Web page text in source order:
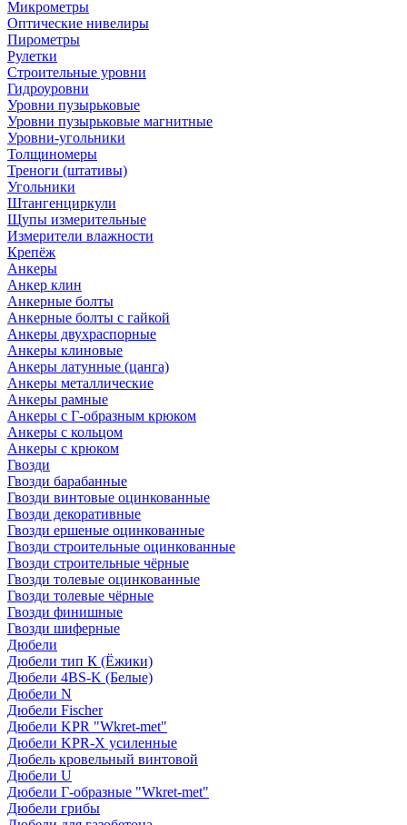
Микрометры
Оптические нивелиры
Пирометры
Рулетки
Строительные уровни
Гидроуровни
Уровни пузырьковые
Уровни пузырьковые магнитные
Уровни-угольники
Толщиномеры
Треноги (штативы)
Угольники
Штангенциркули
Щупы измерительные
Измерители влажности
Крепёж
Анкеры
Анкер клин
Анкерные болты
Анкерные болты с гайкой
Анкеры двухраспорные
Анкеры клиновые
Анкеры латунные (цанга)
Анкеры металлические
Анкеры рамные
Анкеры с Г-образным крюком
Анкеры с кольцом
Анкеры с крюком
Гвозди
Гвозди барабанные
Гвозди винтовые оцинкованные
Гвозди декоративные
Гвозди ершеные оцинкованные
Гвозди строительные оцинкованные
Гвозди строительные чёрные
Гвозди толевые оцинкованные
Гвозди толевые чёрные
Гвозди финишные
Гвозди шиферные
Дюбели
Дюбели тип К (Ёжики)
Дюбели 4BS-K (Белые)
Дюбели N
Дюбели Fischer
Дюбели KPR "Wkret-met"
Дюбели KPR-Х усиленные
Дюбель кровельный винтовой
Дюбели U
Дюбели Г-образные "Wkret-met"
Дюбели грибы